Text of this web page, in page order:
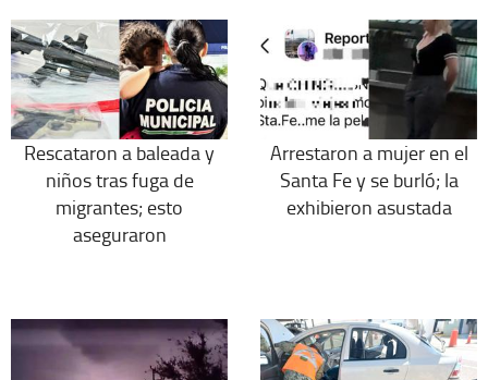
Rescataron a baleada y
niños tras fuga de
migrantes; esto
aseguraron
Arrestaron a mujer en el
Santa Fe y se burló; la
exhibieron asustada